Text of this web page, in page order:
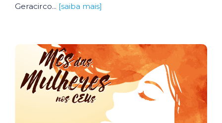
Geracirco... [saiba mais]